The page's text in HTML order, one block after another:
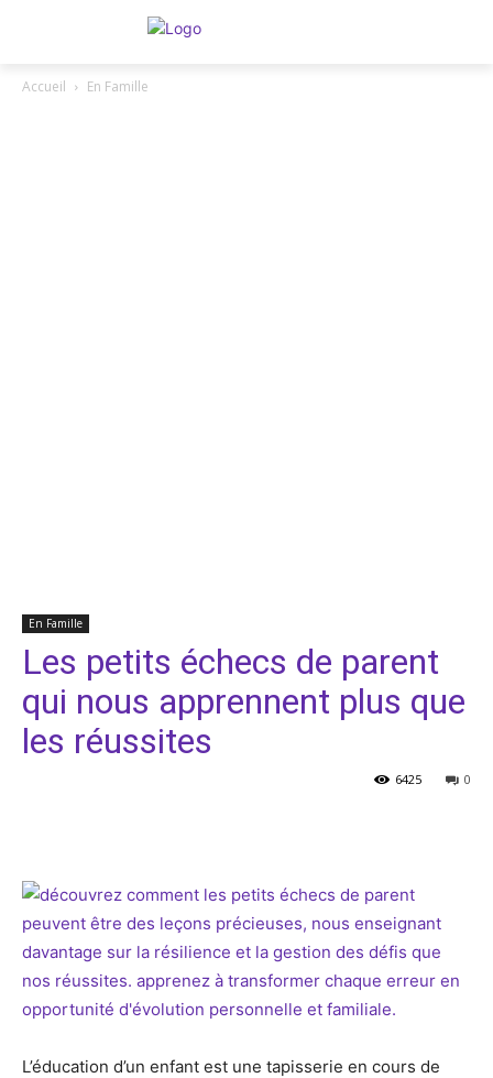
Accueil En Famille
En Famille
Les petits échecs de parent
qui nous apprennent plus que
les réussites
0
6425
L’éducation d’un enfant est une tapisserie en cours de